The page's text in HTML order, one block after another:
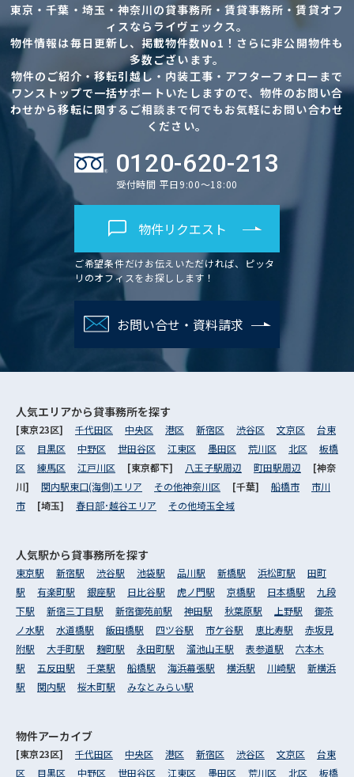
東京・千葉・埼玉・神奈川の貸事務所・賃貸事務所・賃貸オフ
ィスならライヴェックス。
物件情報は毎日更新し、掲載物件数No1！さらに非公開物件も
多数ございます。
物件のご紹介・移転引越し・内装工事・アフターフォローまで
ワンストップで一括サポートいたしますので、物件のお問い合
わせから移転に関するご相談まで何でもお気軽にお問い合わせ
ください。
0120-620-213
受付時間 平日9:00～18:00
物件リクエスト
ご希望条件だけお伝えいただければ、ピッタ
リのオフィスをお探しします！
お問い合せ・資料請求
人気エリアから貸事務所を探す
[東京23区] 千代田区 中央区 港区 新宿区 渋谷区 文京区
台東
区
目黒区 中野区 世田谷区 江東区 墨田区 荒川区 北区
板橋
区
練馬区 江戸川区 [東京都下] 八王子駅周辺 町田駅周辺
[神奈
川] 関内駅東口(海側)エリア その他神奈川区 [千葉] 船橋市
市川
市
[埼玉] 春日部･越谷エリア その他埼玉全域
人気駅から貸事務所を探す
東京駅 新宿駅 渋谷駅 池袋駅 品川駅 新橋駅 浜松町駅
田町
駅
有楽町駅 銀座駅 日比谷駅 虎ノ門駅 京橋駅 日本橋駅
九段
下駅
新宿三丁目駅 新宿御苑前駅 神田駅 秋葉原駅 上野駅
御茶
ノ水駅
水道橋駅 飯田橋駅 四ツ谷駅 市ケ谷駅 恵比寿駅
赤坂見
附駅
大手町駅 麹町駅 永田町駅 溜池山王駅 表参道駅
六本木
駅
五反田駅 千葉駅 船橋駅 海浜幕張駅 横浜駅 川崎駅
新横浜
駅
関内駅 桜木町駅 みなとみらい駅
物件アーカイブ
[東京23区] 千代田区 中央区 港区 新宿区 渋谷区 文京区
台東
区
目黒区 中野区 世田谷区 江東区 墨田区 荒川区 北区 板橋